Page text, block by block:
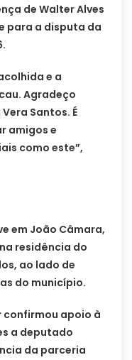
de Walter Alves
para a disputa da
e a
Agradeço
Santos. É
amigos e
como este”,
em João Câmara,
residência do
ao lado de
do município.
confirmou apoio à
a deputado
da parceria